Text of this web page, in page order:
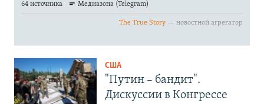
США
"Путин – бандит".
Дискуссии в Конгрессе